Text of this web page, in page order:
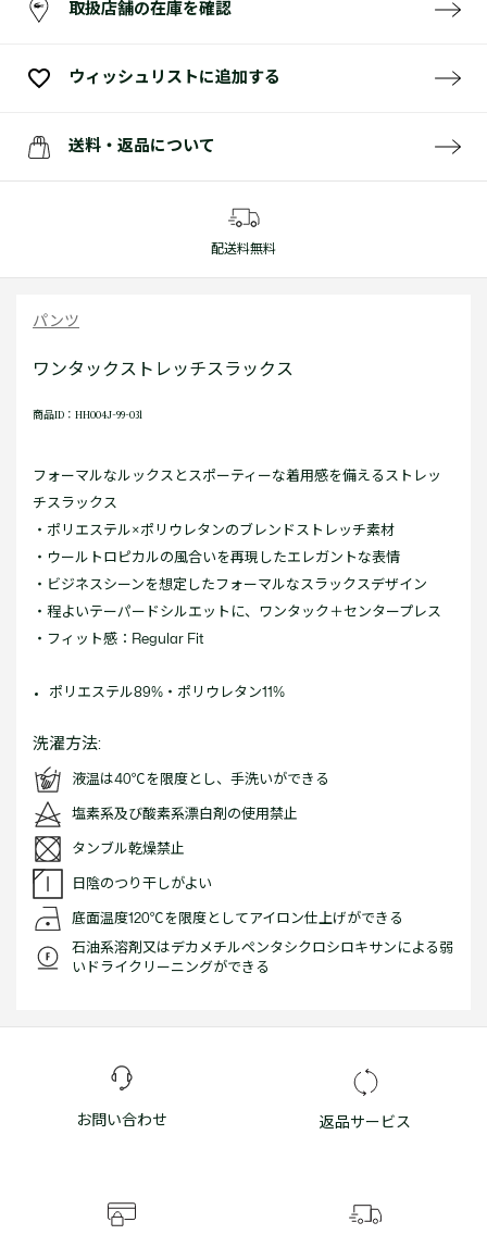
取扱店舗の在庫を確認
ウィッシュリストに追加する
送料・返品について
配送料無料
パンツ
ワンタックストレッチスラックス
商品ID：HH004J-99-031
フォーマルなルックスとスポーティーな着用感を備えるストレッ
チスラックス
・ポリエステル×ポリウレタンのブレンドストレッチ素材
・ウールトロピカルの風合いを再現したエレガントな表情
・ビジネスシーンを想定したフォーマルなスラックスデザイン
・程よいテーパードシルエットに、ワンタック＋センタープレス
・フィット感：Regular Fit
ポリエステル89%・ポリウレタン11%
洗濯方法:
液温は40℃を限度とし、手洗いができる
塩素系及び酸素系漂白剤の使用禁止
タンブル乾燥禁止
日陰のつり干しがよい
底面温度120℃を限度としてアイロン仕上げができる
石油系溶剤又はデカメチルペンタシクロシロキサンによる弱
いドライクリーニングができる
お問い合わせ 返品サービス